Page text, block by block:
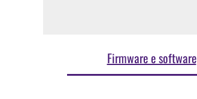
Firmware e software